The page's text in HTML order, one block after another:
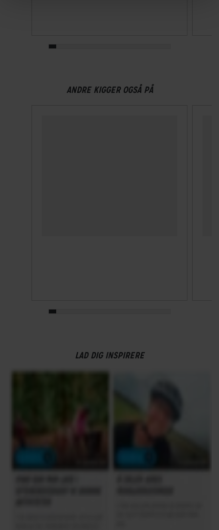
ANDRE KIGGER OGSÅ PÅ
LAD DIG INSPIRERE